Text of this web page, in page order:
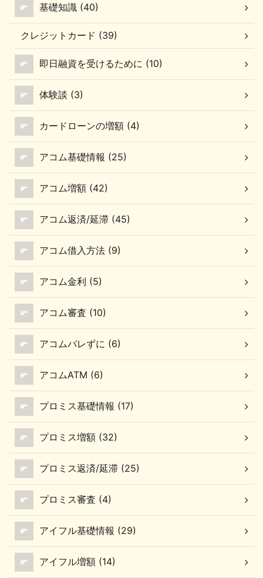
ンを紹介しています。
REXカードの引き落とし
時間は何時？ REXカード
の引き落とし時間は、銀
行等の金融機関によって
違います。 引き落とし時
間を決めているのはREX
カードではなく、金融機
関のシステムだからで
す。 REXカードに電話を
して、自分の引き落とし
時間を ...
か？申し込み後すぐ利用
できるのか？ REXカード
のキャッシングを申し込
む時の注意点について、
調査した結果をご紹介し
ていきます。 REXカード
のキャッシングの問い合
コムクラブ」から問い合
わせ ...
基礎知識 (40)
クレジットカード (39)
即日融資を受けるために (10)
体験談 (3)
カードローンの増額 (4)
アコム基礎情報 (25)
アコム増額 (42)
アコム返済/延滞 (45)
アコム借入方法 (9)
アコム金利 (5)
アコム審査 (10)
アコムバレずに (6)
アコムATM (6)
プロミス基礎情報 (17)
プロミス増額 (32)
プロミス返済/延滞 (25)
プロミス審査 (4)
アイフル基礎情報 (29)
アイフル増額 (14)